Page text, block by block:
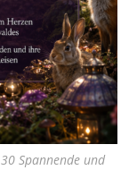
Spannende und